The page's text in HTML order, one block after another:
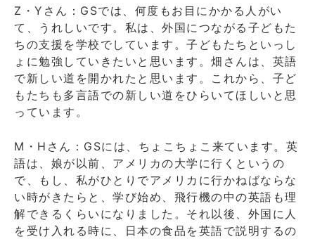
Z・Yさん：GSでは、何度もお目にかかる人がい
て、うれしいです。私は、外国につながる子どもた
ちの支援を学校でしています。子どもたちといっし
ょに勉強していきたいと思います。畑さんは、英語
で新しい道を開かれたと思います。これから、子ど
もたちも多言語での新しい道をひらいてほしいと思
っています。
M・Hさん：GSには、ちょこちょこ来ています。英
語は、娘が以前、アメリカの大学に行くというの
で、もし、私がひとりでアメリカに行かねばならな
い時がきたらと、学び始め、飛行機の中の英語も理
解できるくらいになりました。それ以後、外国に人
を受け入れる時に、日本の食品を英語で説明するの